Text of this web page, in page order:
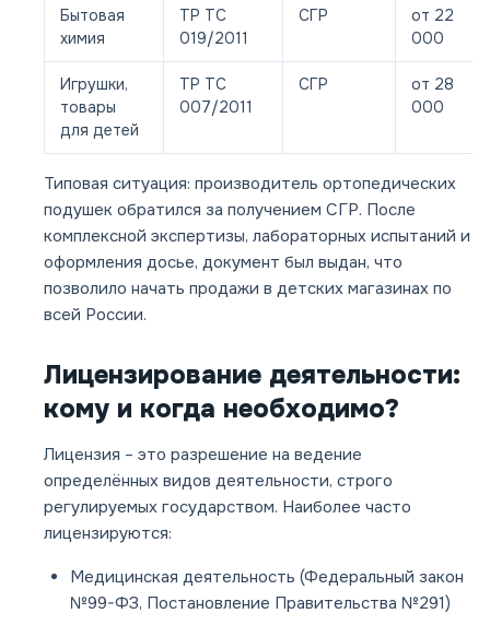
Бытовая
химия
ТР ТС
019/2011
СГР
от 22
000
Игрушки,
товары
для детей
ТР ТС
007/2011
СГР
от 28
000
Типовая ситуация: производитель ортопедических
подушек обратился за получением СГР. После
комплексной экспертизы, лабораторных испытаний и
оформления досье, документ был выдан, что
позволило начать продажи в детских магазинах по
всей России.
Лицензирование деятельности:
кому и когда необходимо?
Лицензия – это разрешение на ведение
определённых видов деятельности, строго
регулируемых государством. Наиболее часто
лицензируются:
Медицинская деятельность (Федеральный закон
№99-ФЗ, Постановление Правительства №291)